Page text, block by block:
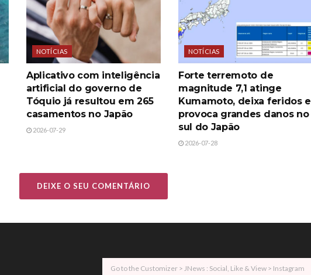
NOTÍCIAS
Aplicativo com inteligência
artificial do governo de
Tóquio já resultou em 265
casamentos no Japão
2026-07-29
NOTÍCIAS
Forte terremoto de
magnitude 7,1 atinge
Kumamoto, deixa feridos e
provoca grandes danos no
sul do Japão
2026-07-28
DEIXE O SEU COMENTÁRIO
Go to the Customizer > JNews : Social, Like & View > Instagram